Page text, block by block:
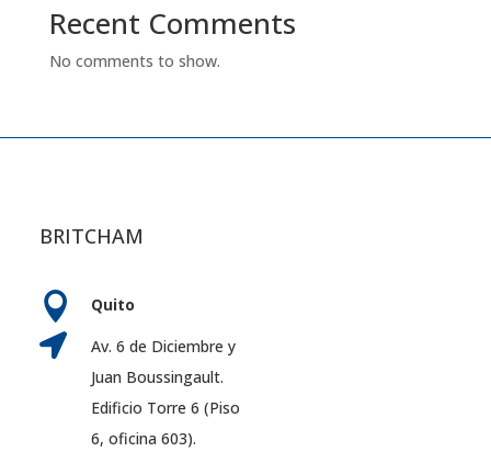
Recent Comments
No comments to show.
BRITCHAM
 Quito

Av. 6 de Diciembre y
Juan Boussingault.
Edificio Torre 6 (Piso
6, oficina 603).